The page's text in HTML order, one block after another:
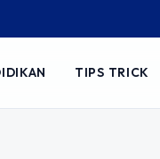
TIPS TRICK
Dunia